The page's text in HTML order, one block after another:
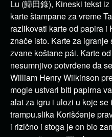
Lu (歸田錄), Kineski tekst
karte štampane za vreme
razlikovati karte od papira i
znače isto. Karte za
zvane koštane pái. Karte
nesumnjivo potvrđene da
William Henry Wilkinson
mogle ustvari biti papirna
alat za igru i ulozi u koje
trampu.slika Korišćenje
i rizično i stoga je on bio